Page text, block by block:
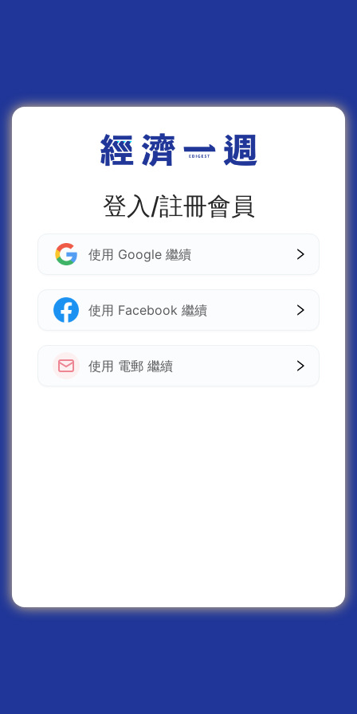
登入/註冊會員
使用 Google 繼續
使用 Facebook 繼續
使用 電郵 繼續